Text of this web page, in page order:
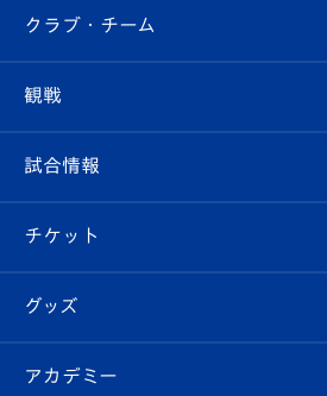
すべて
クラブ
試合情報
チケット
イベント
クラブ・チーム
クラブ概要
エンブレム紹介
スタッフプロフィール
観戦
観戦ルール
はじめての観戦ガイド
Revive Team
試合情報
試合日程/結果
フォトギャラリー
チケット
チケット
グッズ
オンラインショップ
アカデミー